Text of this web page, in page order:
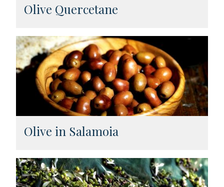
Olive Quercetane
Olive in Salamoia